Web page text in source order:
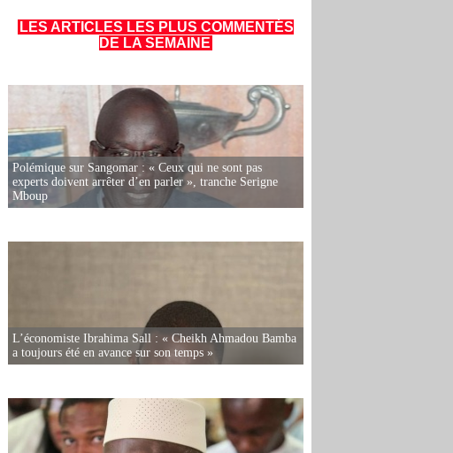
LES ARTICLES LES PLUS COMMENTÉS
DE LA SEMAINE
Polémique sur Sangomar : « Ceux qui ne sont pas
experts doivent arrêter d’en parler », tranche Serigne
Mboup
L’économiste Ibrahima Sall : « Cheikh Ahmadou Bamba
a toujours été en avance sur son temps »